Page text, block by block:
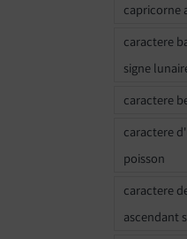
capricorne
caractere
signe
caractere
caractere
poisson
caractere
ascendant